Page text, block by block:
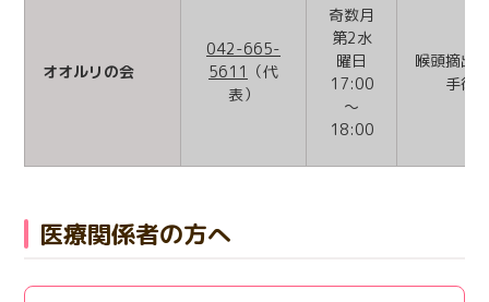
オオルリの会
042-665-
5611 （代
表）
奇数月
第2水
曜日
17:00
～
18:00
喉頭摘出
手術
医療関係者の方へ